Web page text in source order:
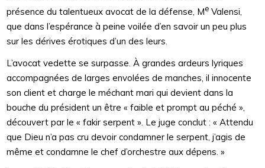
présence du talentueux avocat de la défense, Me Valensi,
que dans l’espérance à peine voilée d’en savoir un peu plus
sur les dérives érotiques d’un des leurs.
L’avocat vedette se surpasse. À grandes ardeurs lyriques
accompagnées de larges envolées de manches, il innocente
son client et charge le méchant mari qui devient dans la
bouche du président un être « faible et prompt au péché »,
découvert par le « fakir serpent ». Le juge conclut : « Attendu
que Dieu n’a pas cru devoir condamner le serpent, j’agis de
même et condamne le chef d’orchestre aux dépens. »